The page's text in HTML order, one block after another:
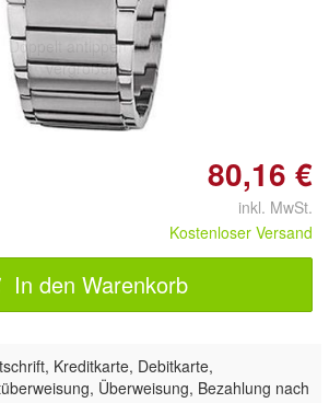
Doppelt antippen zum
vergrößern
80,16 €
inkl. MwSt.
Kostenloser Versand
In den Warenkorb
Kreditkarte, Debitkarte,
Überweisung, Bezahlung nach